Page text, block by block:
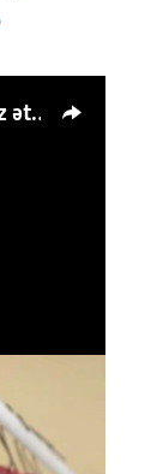
Azərbaycanlı avropalıdan iki dəfə az ət yeyir, amma... 'Qiymət artımı qaçılmazdır'